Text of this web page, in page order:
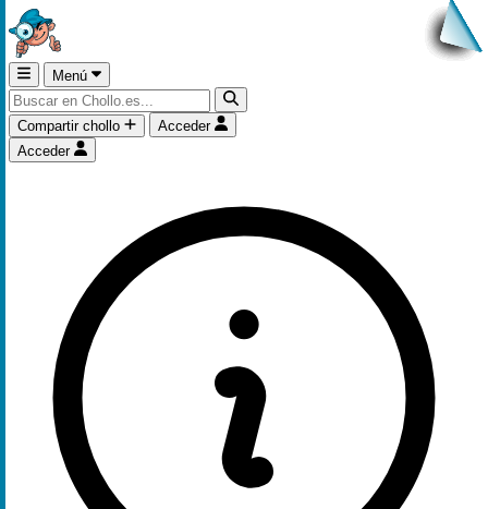
Menú
Compartir chollo
Acceder
Acceder